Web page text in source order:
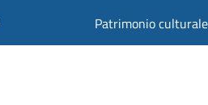
Patrimonio culturale